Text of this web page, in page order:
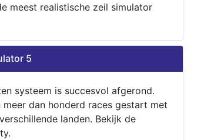
meest realistische zeil simulator
5
systeem is succesvol afgerond.
meer dan honderd races gestart met
landen. Bekijk de